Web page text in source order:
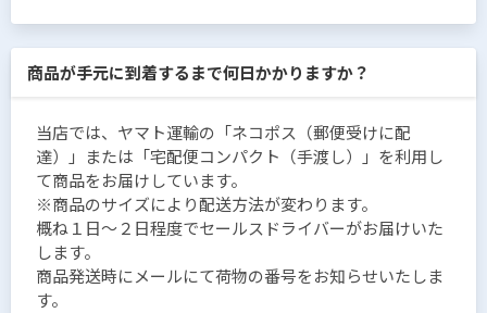
商品が手元に到着するまで何日かかりますか？
当店では、ヤマト運輸の「ネコポス（郵便受けに配
達）」または「宅配便コンパクト（手渡し）」を利用し
て商品をお届けしています。
※商品のサイズにより配送方法が変わります。
概ね１日〜２日程度でセールスドライバーがお届けいた
します。
商品発送時にメールにて荷物の番号をお知らせいたしま
す。